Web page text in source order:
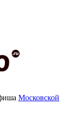
Московской